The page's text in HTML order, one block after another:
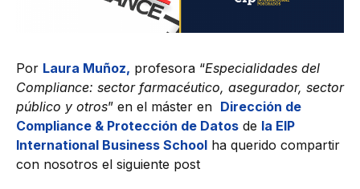
Por Laura Muñoz, profesora “Especialidades del
Compliance: sector farmacéutico, asegurador, sector
público y otros” en el máster en Dirección de
Compliance & Protección de Datos de la EIP
International Business School ha querido compartir
con nosotros el siguiente post